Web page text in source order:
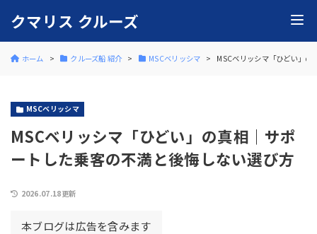
クマリス クルーズ
ホーム クルーズ船 紹介 MSCベリッシマ MSCベリッシマ「ひどい」
MSCベリッシマ
MSCベリッシマ「ひどい」の真相｜サポ
ートした乗客の不満と後悔しない選び方
2026.07.18更新
本ブログは広告を含みます